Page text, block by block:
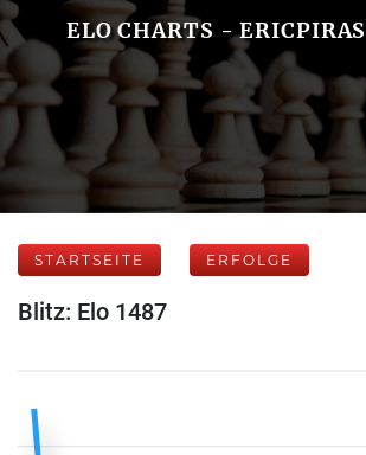
ELO CHARTS -
STARTSEITE ERFOLGE
Blitz: Elo 1487